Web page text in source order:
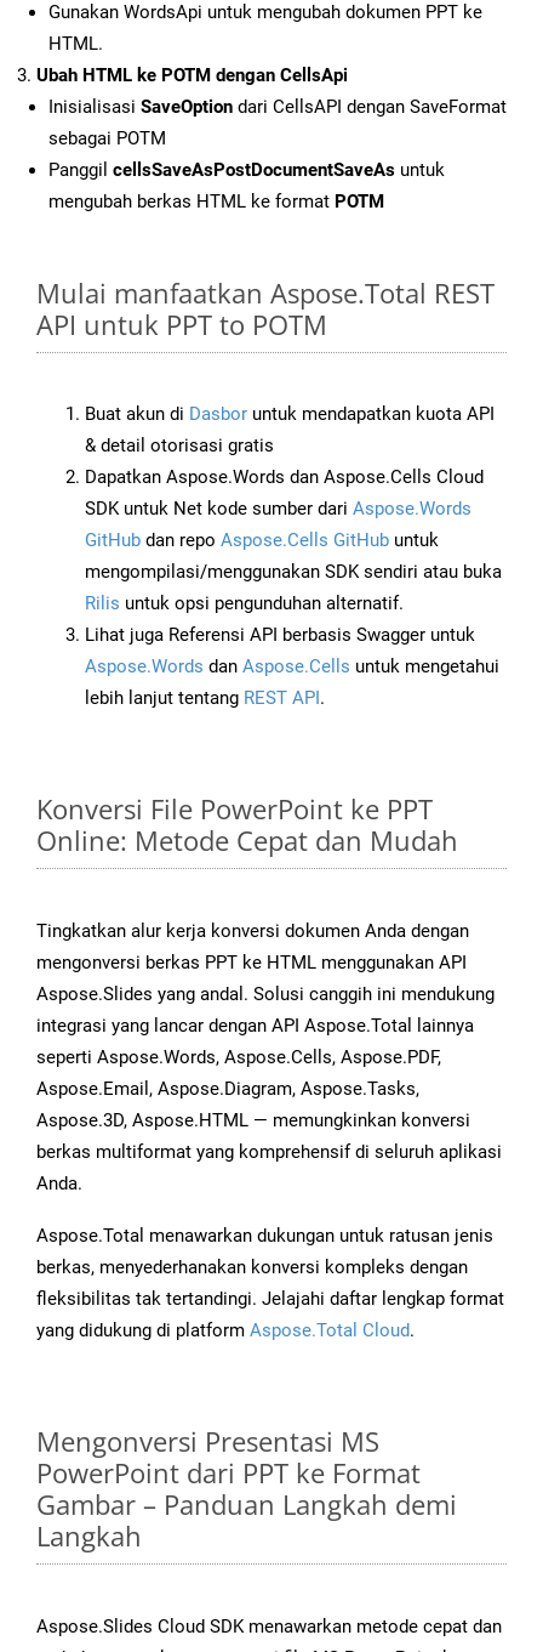
Gunakan WordsApi untuk mengubah dokumen PPT ke
HTML.
Ubah HTML ke POTM dengan CellsApi
Inisialisasi SaveOption dari CellsAPI dengan SaveFormat
sebagai POTM
Panggil cellsSaveAsPostDocumentSaveAs untuk
mengubah berkas HTML ke format POTM
Mulai manfaatkan Aspose.Total REST
API untuk PPT to POTM
Buat akun di Dasbor untuk mendapatkan kuota API
& detail otorisasi gratis
Dapatkan Aspose.Words dan Aspose.Cells Cloud
SDK untuk Net kode sumber dari Aspose.Words
GitHub dan repo Aspose.Cells GitHub untuk
mengompilasi/menggunakan SDK sendiri atau buka
Rilis untuk opsi pengunduhan alternatif.
Lihat juga Referensi API berbasis Swagger untuk
Aspose.Words dan Aspose.Cells untuk mengetahui
lebih lanjut tentang REST API.
Konversi File PowerPoint ke PPT
Online: Metode Cepat dan Mudah
Tingkatkan alur kerja konversi dokumen Anda dengan
mengonversi berkas PPT ke HTML menggunakan API
Aspose.Slides yang andal. Solusi canggih ini mendukung
integrasi yang lancar dengan API Aspose.Total lainnya
seperti Aspose.Words, Aspose.Cells, Aspose.PDF,
Aspose.Email, Aspose.Diagram, Aspose.Tasks,
Aspose.3D, Aspose.HTML — memungkinkan konversi
berkas multiformat yang komprehensif di seluruh aplikasi
Anda.
Aspose.Total menawarkan dukungan untuk ratusan jenis
berkas, menyederhanakan konversi kompleks dengan
fleksibilitas tak tertandingi. Jelajahi daftar lengkap format
yang didukung di platform Aspose.Total Cloud.
Mengonversi Presentasi MS
PowerPoint dari PPT ke Format
Gambar – Panduan Langkah demi
Langkah
Aspose.Slides Cloud SDK menawarkan metode cepat dan